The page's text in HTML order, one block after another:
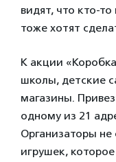
видят, что кто-
тоже хотят
К акции
школы, детские
магазины.
одному из 21
Организаторы не
игрушек,